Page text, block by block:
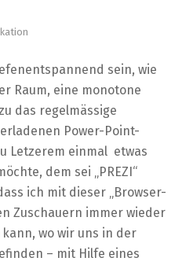
sein, wie
Raum, eine monotone
das regelmässige
Power-Point-
Letzerem einmal etwas
dem sei „PREZI“
ich mit dieser „Browser-
Zuschauern immer wieder
wo wir uns in der
– mit Hilfe eines